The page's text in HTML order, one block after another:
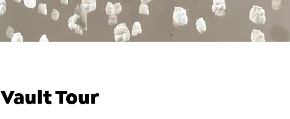
Vault Tour